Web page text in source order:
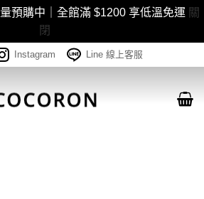
預購中｜全館滿 $1200 享低溫免運 關
閉
Instagram Line 線上客服